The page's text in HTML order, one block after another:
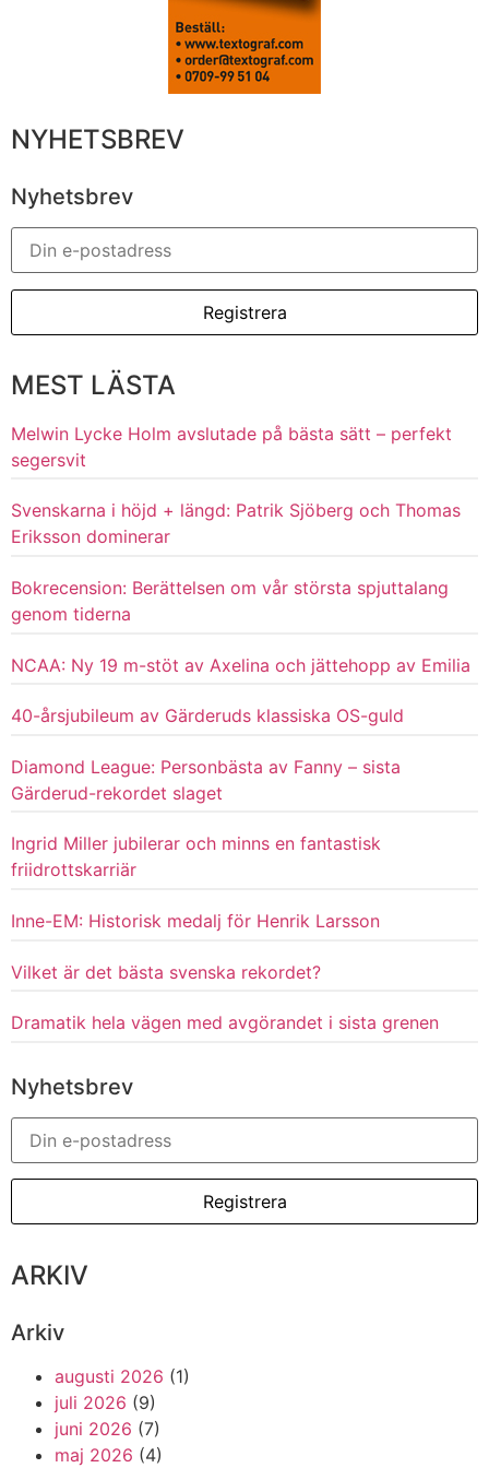
NYHETSBREV
Nyhetsbrev
MEST LÄSTA
Melwin Lycke Holm avslutade på bästa sätt – perfekt
segersvit
Svenskarna i höjd + längd: Patrik Sjöberg och Thomas
Eriksson dominerar
Bokrecension: Berättelsen om vår största spjuttalang
genom tiderna
NCAA: Ny 19 m-stöt av Axelina och jättehopp av Emilia
40-årsjubileum av Gärderuds klassiska OS-guld
Diamond League: Personbästa av Fanny – sista
Gärderud-rekordet slaget
Ingrid Miller jubilerar och minns en fantastisk
friidrottskarriär
Inne-EM: Historisk medalj för Henrik Larsson
Vilket är det bästa svenska rekordet?
Dramatik hela vägen med avgörandet i sista grenen
Nyhetsbrev
ARKIV
Arkiv
augusti 2026 (1)
juli 2026 (9)
juni 2026 (7)
maj 2026 (4)